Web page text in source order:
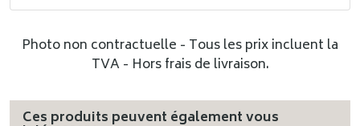
Photo non contractuelle - Tous les prix incluent la
TVA - Hors frais de livraison.
Ces produits peuvent également vous